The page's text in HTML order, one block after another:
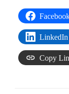
LinkedIn
Copy